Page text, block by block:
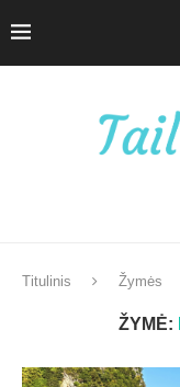
Titulinis Žymės
ŽYMĖ: